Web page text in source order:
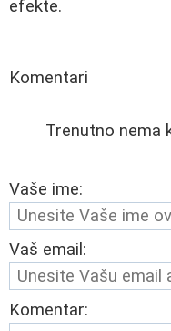
efekte.
Komentari
Trenutno nema
Vaše ime:
Vaš email:
Komentar: